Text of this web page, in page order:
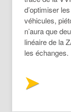
d’optimiser
véhicules,
n’aura que
linéaire de la
les échanges.